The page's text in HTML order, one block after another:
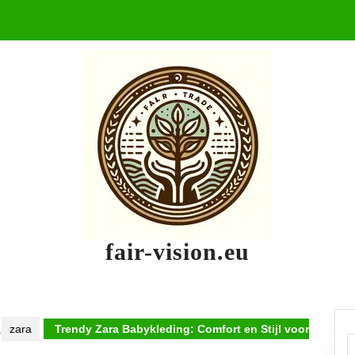
fair-vision.eu
zara Trendy Zara Babykleding: Comfort en Stijl voor